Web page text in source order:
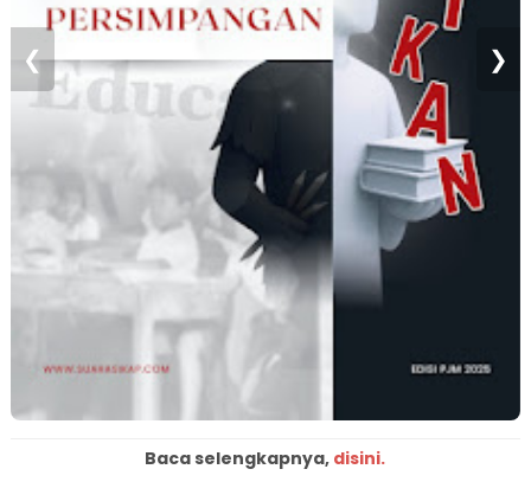
❮ ❯
Baca selengkapnya, disini.